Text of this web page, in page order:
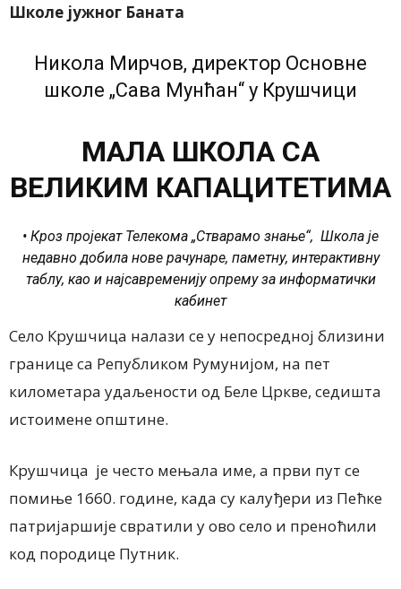
Школе јужног Баната
Никола Мирчов, директор Основне
школе „Сава Мунћан“ у Крушчици
МАЛА ШКОЛА СА
ВЕЛИКИМ КАПАЦИТЕТИМА
• Кроз пројекат Телекома „Стварамо знање“, Школа је
недавно добила нове рачунаре, паметну, интерактивну
таблу, као и најсавременију опрему за информатички
кабинет
Село Крушчица налази се у непосредној близини
границе са Републиком Румунијом, на пет
километара удаљености од Беле Цркве, седишта
истоимене општине.
Крушчица је често мењала име, а први пут се
помиње 1660. године, када су калуђери из Пећке
патријаршије свратили у ово село и преноћили
код породице Путник.